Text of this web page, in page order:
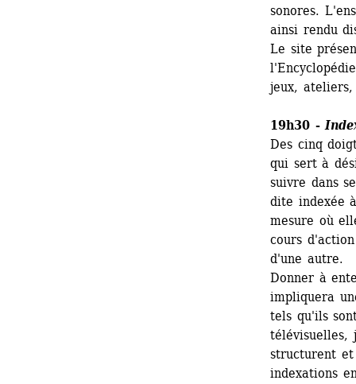
sonores.
ainsi rendu
Le site
jeux, ateliers,
19h30 -
Des cinq
qui sert à
suivre dans
dite indexée
mesure où
cours
d'une autre.
Donner à
impliquera
tels qu'ils
télévisuelles,
structurent
indexations